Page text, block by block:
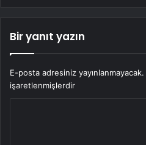
Bir yanıt yazın
E-posta adresiniz yayınlanmayacak.
işaretlenmişlerdir